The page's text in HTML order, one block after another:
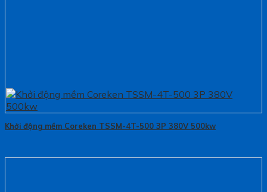
Khởi động mềm Coreken TSSM-4T-500 3P 380V 500kw